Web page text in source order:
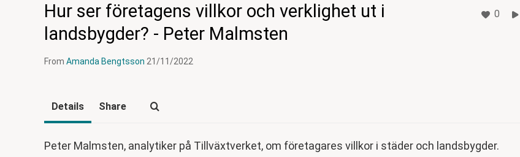
Hur ser företagens villkor och verklighet ut i
landsbygder? - Peter Malmsten
From Amanda Bengtsson 21/11/2022
0
Details Share
Peter Malmsten, analytiker på Tillväxtverket, om företagares villkor i städer och landsbygder.